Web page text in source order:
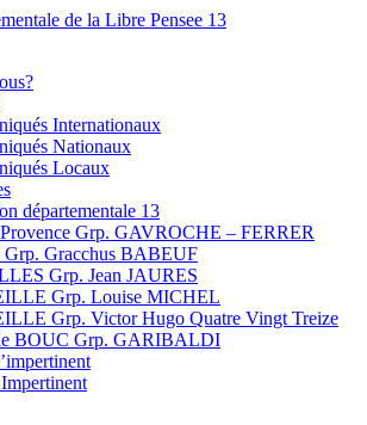
de la Libre Pensee 13
Nationale de la Libre Pensée ni dieu ni
Internationaux
Nationaux
Locaux
départementale 13
Grp. GAVROCHE – FERRER
Gracchus BABEUF
Grp. Jean JAURES
Grp. Louise MICHEL
Grp. Victor Hugo Quatre Vingt Treize
BOUC Grp. GARIBALDI